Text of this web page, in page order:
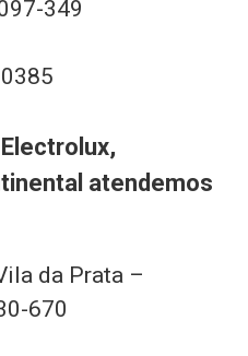
349
atendemos
da Prata –
670